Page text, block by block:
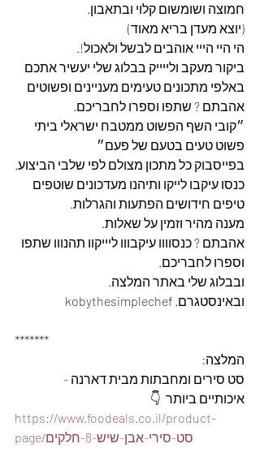
חמוצה ושומשום קלוי ובתאבון.
(יוצא מעדן בריא מאוד)
הי היי הייי אוהבים לבשל ולאכול!.
ביקור מעקב ולייייק בבלוג שלי יעשיר אתכם
באלפי מתכונים טעימים מעניינים ופשוטים
אהבתם ? שתפו וספרו לחבריכם.
״קובי השף הפשוט ממטבח ישראלי ביתי
פשוט טעים בטעם של פעם״
בפייסבוק כל מתכון מצולם לפי שלבי הביצוע.
כנסו עיקבו לייקו ותיהנו מעדכונים שוטפים
טיפים חידושים הפתעות והגרלות.
מענה מהיר וזמין על שאלות.
אהבתם ? כנסוווו עיקבווו ליייקוו תהנווו שתפו
וספרו לחבריכם.
ובבלוג שלי באתר המלצה.
ובאינסטגרם. kobythesimplechef
*******
המלצה:
סט סירים ומחבתות מבית דארנה -
איכותיים ביותר  👇
https://www.foodeals.co.il/product-
page/סט-סירי-אבן-שיש-8-חלקים